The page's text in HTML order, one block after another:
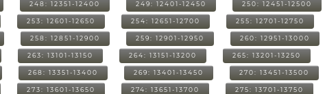
248: 12351-12400 249: 12401-12450 250: 12451-12500
253: 12601-12650 254: 12651-12700 255: 12701-12750
258: 12851-12900 259: 12901-12950 260: 12951-13000
263: 13101-13150 264: 13151-13200 265: 13201-13250
268: 13351-13400 269: 13401-13450 270: 13451-13500
273: 13601-13650 274: 13651-13700 275: 13701-13750